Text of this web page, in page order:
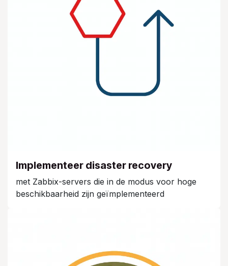
Implementeer disaster recovery
met Zabbix-servers die in de modus voor hoge
beschikbaarheid zijn geïmplementeerd